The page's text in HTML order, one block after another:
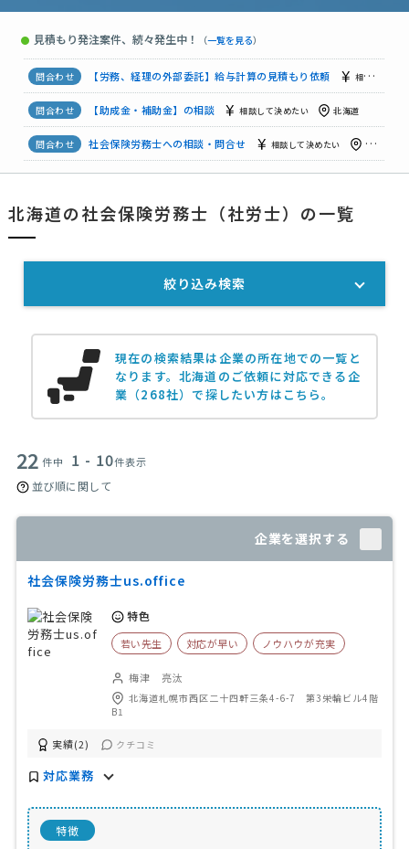
● 見積もり発注案件、続々発生中！ （一覧を見る）
社会保険労務士への相談・問合せ 相談して決めたい 北海道
社会保険労務士への相談・問合せ
【労務、経理の外部委託】給与計算の見積もり依頼 相談して決めたい
【助成金・補助金】の相談 相談して決めたい 北海道
社会保険労務士への相談・問合せ 相談して決めたい 北海道
【顧問】社会保険労務士への相談・問合せ
【飲食業】社会保険労務士への相談・問合せ 相談して決めたい
北海道の社会保険労務士（社労士）の一覧
現在の検索結果は企業の所在地での一覧と
なります。北海道のご依頼に対応できる企
業（268社）で探したい方はこちら。
22 件中 1 - 10件表示
並び順に関して
企業を選択する
社会保険労務士us.office
特色
若い先生 対応が早い ノウハウが充実
梅津 亮汰
北海道札幌市西区二十四軒三条4-6-7 第3栄輪ビル4階
B1
実績(2) クチコミ
対応業務
特徴
絞り込み検索